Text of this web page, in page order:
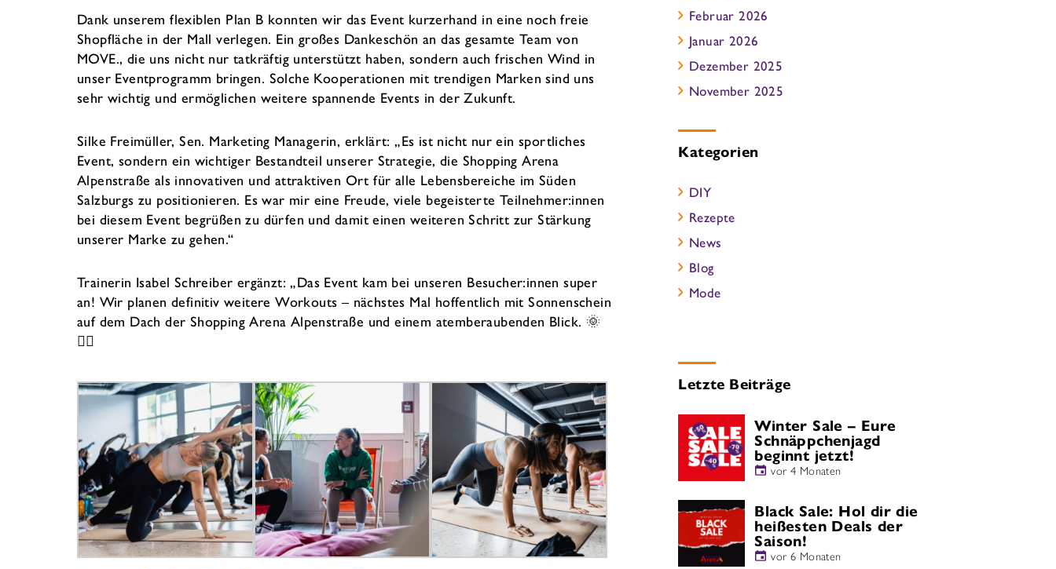
Dank unserem flexiblen Plan B konnten wir das Event kurzerhand in eine noch freie
Shopfläche in der Mall verlegen. Ein großes Dankeschön an das gesamte Team von
MOVE., die uns nicht nur tatkräftig unterstützt haben, sondern auch frischen Wind in
unser Eventprogramm bringen. Solche Kooperationen mit trendigen Marken sind uns
sehr wichtig und ermöglichen weitere spannende Events in der Zukunft.
Silke Freimüller, Sen. Marketing Managerin, erklärt: „Es ist nicht nur ein sportliches
Event, sondern ein wichtiger Bestandteil unserer Strategie, die Shopping Arena
Alpenstraße als innovativen und attraktiven Ort für alle Lebensbereiche im Süden
Salzburgs zu positionieren. Es war mir eine Freude, viele begeisterte Teilnehmer:innen
bei diesem Event begrüßen zu dürfen und damit einen weiteren Schritt zur Stärkung
unserer Marke zu gehen.“
Trainerin Isabel Schreiber ergänzt: „Das Event kam bei unseren Besucher:innen super
an! Wir planen definitiv weitere Workouts – nächstes Mal hoffentlich mit Sonnenschein
auf dem Dach der Shopping Arena Alpenstraße und einem atemberaubenden Blick. 🌞
🏋️‍♀️
Februar 2026
Januar 2026
Dezember 2025
November 2025
Kategorien
DIY
Rezepte
News
Blog
Mode
Letzte Beiträge
Winter Sale – Eure
Schnäppchenjagd
beginnt jetzt!
vor 4 Monaten
Black Sale: Hol dir die
heißesten Deals der
Saison!
vor 6 Monaten